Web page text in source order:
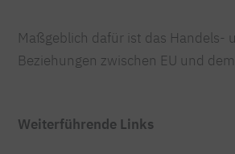
Maßgeblich dafür ist das Handels-
Beziehungen zwischen EU und
Weiterführende Links